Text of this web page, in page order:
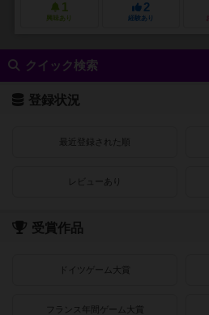
1
興味あり
2
経験あり
クイック検索
登録状況
最近登録された順
レビューあり
受賞作品
ドイツゲーム大賞
フランス年間ゲーム大賞